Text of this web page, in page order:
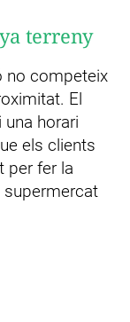
terreny
no competeix
El
horari
els clients
per fer la